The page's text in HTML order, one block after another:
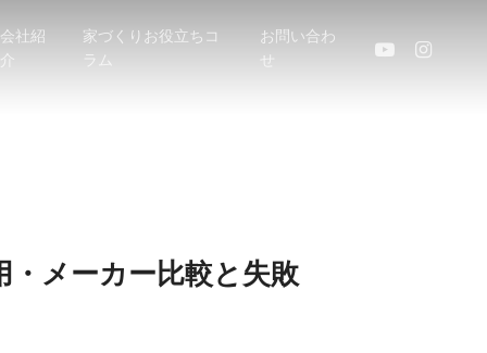
会社紹
介
家づくりお役立ちコ
ラム
お問い合わ
せ
youtube instagram
・メーカー比較と失敗